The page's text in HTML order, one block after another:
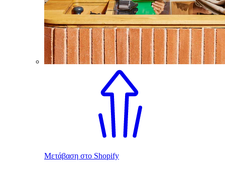
Μετάβαση στο Shopify